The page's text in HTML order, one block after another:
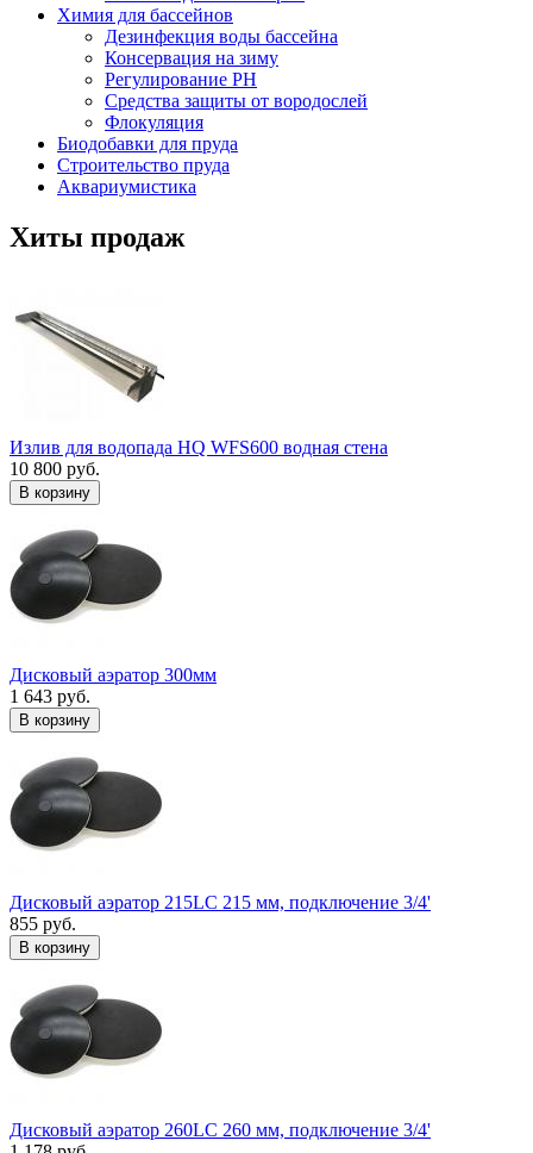
Химия для бассейнов
Дезинфекция воды бассейна
Консервация на зиму
Регулирование PH
Средства защиты от вородослей
Флокуляция
Биодобавки для пруда
Строительство пруда
Аквариумистика
Хиты продаж
Излив для водопада HQ WFS600 водная стена
10 800 руб.
В корзину
Дисковый аэратор 300мм
1 643 руб.
В корзину
Дисковый аэратор 215LC 215 мм, подключение 3/4'
855 руб.
В корзину
Дисковый аэратор 260LC 260 мм, подключение 3/4'